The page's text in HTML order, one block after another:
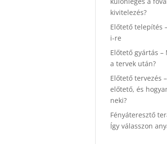
kivitelezés?
Előtető telepítés
i-re
Előtető gyártás
a tervek után?
Előtető tervezés
előtető, és
neki?
Fényáteresztő
Így válasszon